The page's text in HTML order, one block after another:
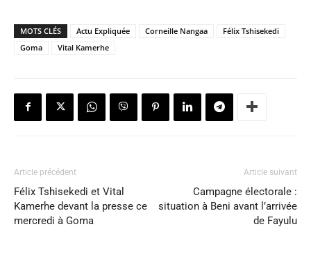
MOTS CLÉS Actu Expliquée Corneille Nangaa
Félix Tshisekedi
Goma
Vital Kamerhe
Article précédent
Félix Tshisekedi et Vital
Kamerhe devant la presse ce
mercredi à Goma
Article suivant
Campagne électorale :
situation à Beni avant l’arrivée
de Fayulu